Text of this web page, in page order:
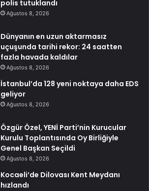
polis tutuklandı
Ağustos 8, 2026
Dünyanın en uzun aktarmasız
uçuşunda tarihi rekor: 24 saatten
fazla havada kaldılar
Ağustos 8, 2026
İstanbul’da 128 yeni noktaya daha EDS
geliyor
Ağustos 8, 2026
Özgür Özel, YENİ Parti’nin Kurucular
Kurulu Toplantısında Oy Birliğiyle
Genel Başkan Seçildi
Ağustos 8, 2026
Kocaeli’de Dilovası Kent Meydanı
hızlandı